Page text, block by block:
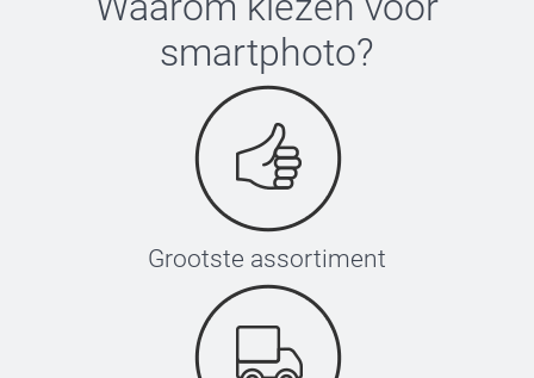
smartphoto?
Grootste assortiment